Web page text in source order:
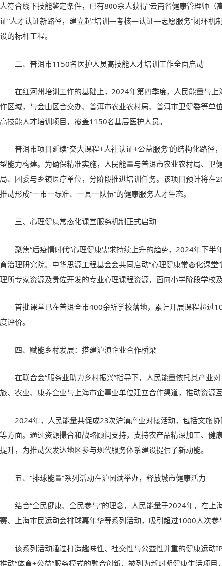
人符合线下技能鉴定条件，已有800余人获得“云南省健康管理师（
证”人才认证新路径，建立起“培训—考核—认证—志愿服务”闭环机
设的标杆工程。
二、普洱市1150名医护人员高技能人才培训工作全面启动
在红河州培训工作的基础上，2024年第四季度，人民能量与
作区域，与金山区合交办、普洱市农业农村局、普洱市卫健委等单
高技能人才培训项目，覆盖1150名基层医护人员。
普洱市项目延续“交大课程+人社认证+公益服务”的结构化路径
型能力构建。为确保精准实施，人民能量与普洱市农业农村局、卫
局、团委与乡镇医疗单位，分阶段推进培训任务。该项目预计将在
推动形成“一市一标准、一县一队伍”的健康服务人才生态。
三、心理健康常态化课堂服务机制正式启动
聚焦“后疫情时代”心理健康需求持续上升的趋势，2024年下半
育治理研究院、中华思源工程基金会共同启动“心理健康常态化课堂
理所专家资源及贵佐开发的专业心理课程资源，面向小学阶段学校
首批课堂已在普洱全市400余所学校落地，累计开展课程超过
度评价。
四、赋能乡村发展：搭建沪滇企业合作桥梁
在联合会“服务业助力乡村振兴”指导下，人民能量依托其产业
旅、农业、康养企业与上海市企事业单位建立合作渠道，推动资源
2024年，人民能量共促成23次沪滇产业对接活动，包括文旅
等方面。通过资源撮合和战略顾问支持，支持农产品精深加工、健
提升，为推动欠发达地区参与现代服务体系建设提供了新动能。
五、“排球能量”系列活动在沪圆满举办，释放城市健康活力
结合“全民健康、全民参与”的理念，人民能量于2024年，在上
赛、上海市民运动会排球嘉年华等系列活动，吸引超过1000人次参
该系列活动通过打造趣味性、社交性与公益性并重的健康运动
推动“体育+公益”服务模式的融合创新，被列为新时期健康生活项